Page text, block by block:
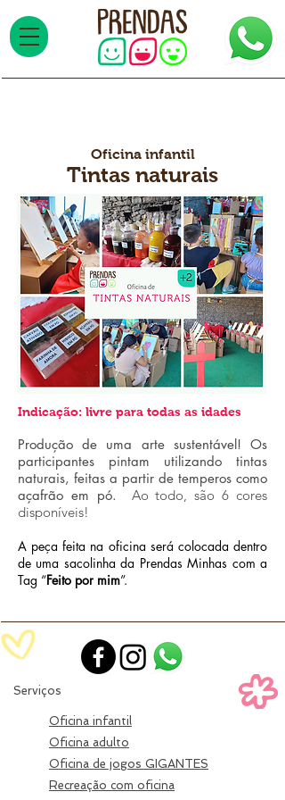
Oficina infantil
Tintas naturais
Indicação: livre para todas as idades
Produção de uma arte sustentável! Os
participantes pintam utilizando tintas
naturais, feitas a partir de temperos como
açafrão em pó.
Ao todo, são 6 cores
disponíveis!
A peça feita na oficina será colocada dentro
de uma sacolinha da Prendas Minhas com a
Tag “Feito por mim”.
Serviços
Oficina infantil
Oficina adulto
Oficina de jogos GIGANTES
Recreação​ com oficina